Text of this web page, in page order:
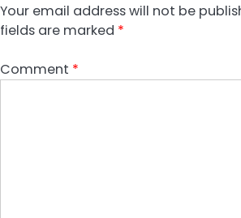
Your email address will not be
fields are marked *
Comment *